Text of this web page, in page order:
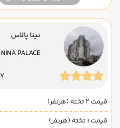
نینا پالاس
NINA PALACE
7 شب
قیمت 2 تخته (هرنفر)
قیمت 1 تخته (هرنفر)